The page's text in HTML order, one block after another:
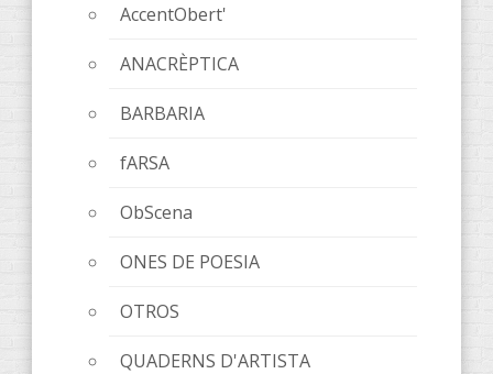
AccentObert'
ANACRÈPTICA
BARBARIA
fARSA
ObScena
ONES DE POESIA
OTROS
QUADERNS D'ARTISTA